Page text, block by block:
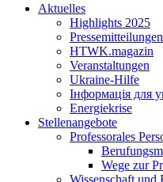
Aktuelles
Highlights 2025
Pressemitteilungen
HTWK.magazin
Veranstaltungen
Ukraine-Hilfe
Інформація для
Energiekrise
Stellenangebote
Professorales
Wege zur
Wissenschaft und